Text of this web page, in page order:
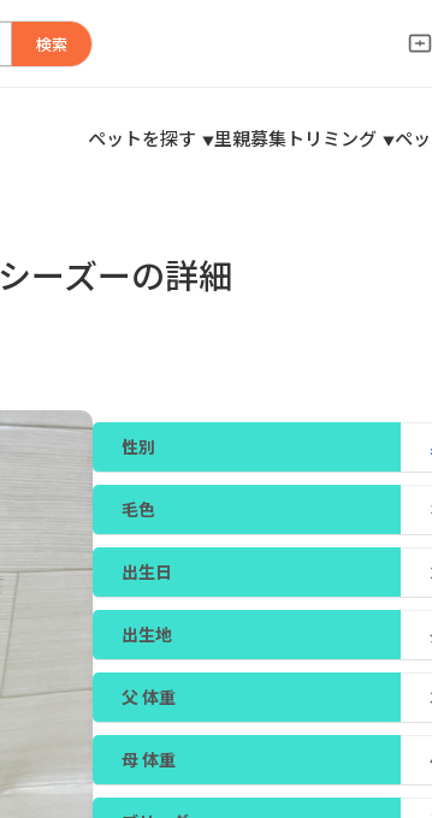
検索
ペットを探す 里親募集トリミング ペ
シーズーの詳細
性別
毛色
出生日
出生地
父 体重
母 体重